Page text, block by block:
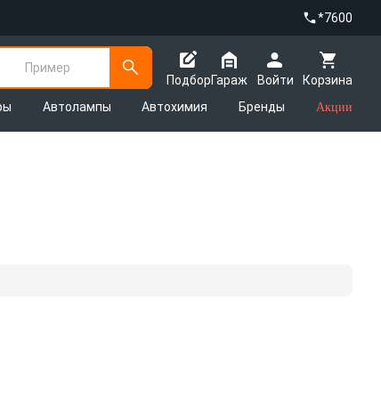
*7600
Пример
Подбор
Корзина
Гараж
Войти
Автолампы Автохимия Бренды Акции